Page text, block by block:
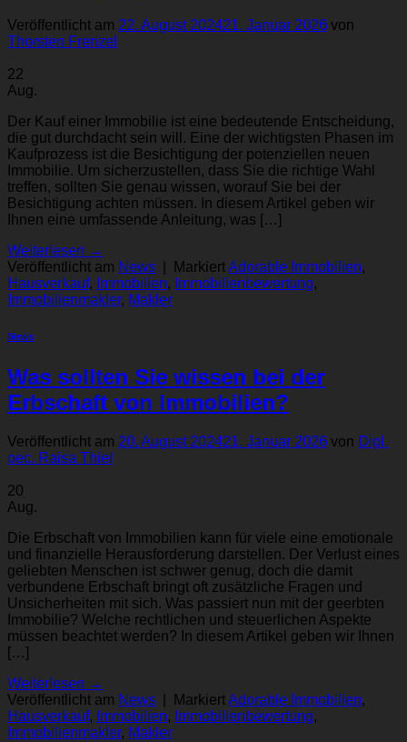
Veröffentlicht am 22. August 202421. Januar 2026 von
Thorsten Frenzel
22
Aug.
Der Kauf einer Immobilie ist eine bedeutende Entscheidung,
die gut durchdacht sein will. Eine der wichtigsten Phasen im
Kaufprozess ist die Besichtigung der potenziellen neuen
Immobilie. Um sicherzustellen, dass Sie die richtige Wahl
treffen, sollten Sie genau wissen, worauf Sie bei der
Besichtigung achten müssen. In diesem Artikel geben wir
Ihnen eine umfassende Anleitung, was […]
Weiterlesen →
Veröffentlicht am News MarkiertAdorable Immobilien,
Hausverkauf, Immobilien, Immobilienbewertung,
Immobilienmakler, Makler
News
Was sollten Sie wissen bei der
Erbschaft von Immobilien?
Veröffentlicht am 20. August 202421. Januar 2026 von Dipl.
oec. Raisa Thiel
20
Aug.
Die Erbschaft von Immobilien kann für viele eine emotionale
und finanzielle Herausforderung darstellen. Der Verlust eines
geliebten Menschen ist schwer genug, doch die damit
verbundene Erbschaft bringt oft zusätzliche Fragen und
Unsicherheiten mit sich. Was passiert nun mit der geerbten
Immobilie? Welche rechtlichen und steuerlichen Aspekte
müssen beachtet werden? In diesem Artikel geben wir Ihnen
[…]
Weiterlesen →
Veröffentlicht am News MarkiertAdorable Immobilien,
Hausverkauf, Immobilien, Immobilienbewertung,
Immobilienmakler, Makler